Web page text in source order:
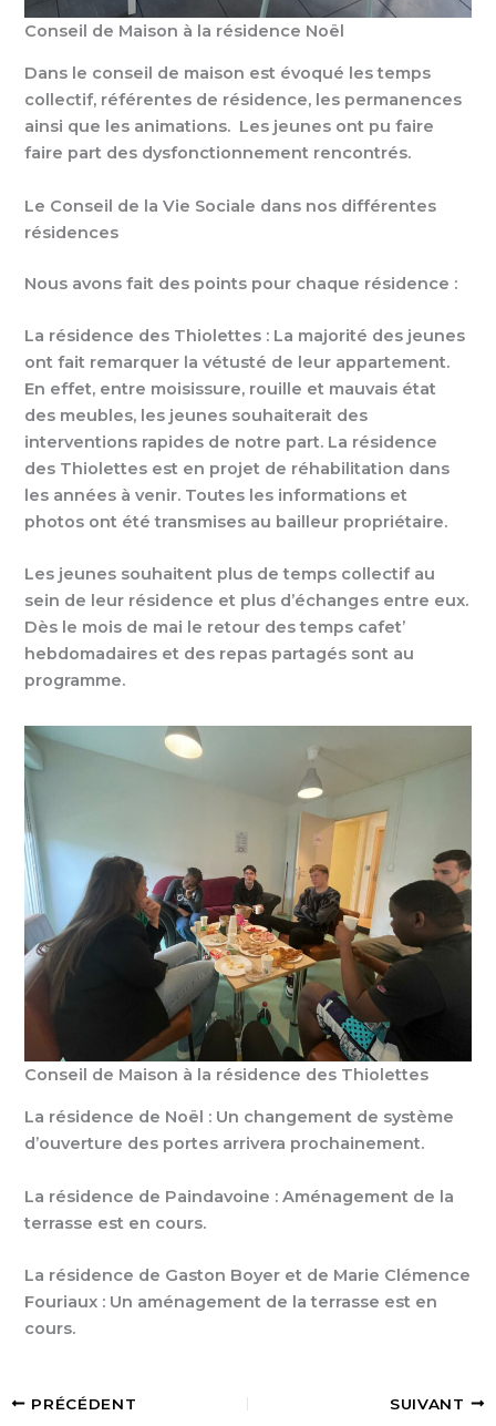
Conseil de Maison à la résidence Noël
Dans le conseil de maison est évoqué les temps
collectif, référentes de résidence, les permanences
ainsi que les animations. Les jeunes ont pu faire
faire part des dysfonctionnement rencontrés.
Le Conseil de la Vie Sociale dans nos différentes
résidences
Nous avons fait des points pour chaque résidence :
La résidence des Thiolettes : La majorité des jeunes
ont fait remarquer la vétusté de leur appartement.
En effet, entre moisissure, rouille et mauvais état
des meubles, les jeunes souhaiterait des
interventions rapides de notre part. La résidence
des Thiolettes est en projet de réhabilitation dans
les années à venir. Toutes les informations et
photos ont été transmises au bailleur propriétaire.
Les jeunes souhaitent plus de temps collectif au
sein de leur résidence et plus d’échanges entre eux.
Dès le mois de mai le retour des temps cafet’
hebdomadaires et des repas partagés sont au
programme.
Conseil de Maison à la résidence des Thiolettes
La résidence de Noël : Un changement de système
d’ouverture des portes arrivera prochainement.
La résidence de Paindavoine : Aménagement de la
terrasse est en cours.
La résidence de Gaston Boyer et de Marie Clémence
Fouriaux : Un aménagement de la terrasse est en
cours.
PRÉCÉDENT SUIVANT